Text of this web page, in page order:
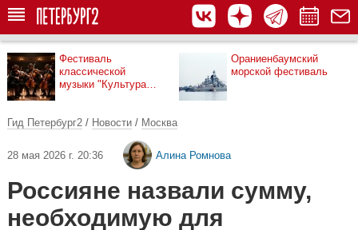
Фестиваль
классической
музыки "Культура
Ораниенбаумский
морской фестиваль
Гид Петербург2 / Новости / Москва
28 мая 2026 г. 20:36 Алина Ромнова
Россияне назвали сумму,
необходимую для